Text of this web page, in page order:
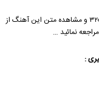
جهت دانلود آهنگ ایران من از بهمن امیری با کیفیت ۱۲۸ و ۳۲۰ و مشاهده متن این آهنگ از
نمائید …
: